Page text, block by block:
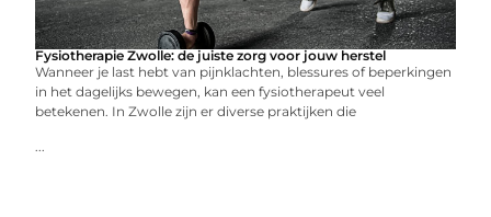
Fysiotherapie Zwolle: de juiste zorg voor jouw herstel
Wanneer je last hebt van pijnklachten, blessures of beperkingen
in het dagelijks bewegen, kan een fysiotherapeut veel
betekenen. In Zwolle zijn er diverse praktijken die
...